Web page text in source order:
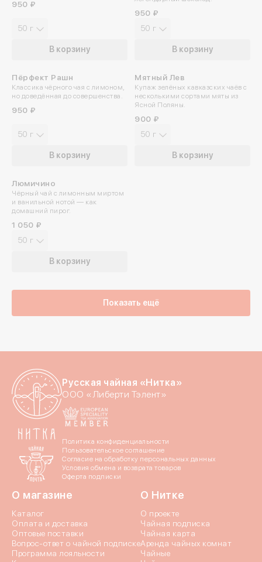
950 ₽
В корзину
50 г
950 ₽
В корзину
50 г
Пёрфект Рашн
Классика чёрного чая с лимоном,
но доведённая до совершенства.
950 ₽
В корзину
50 г
ПРОБУЙТЕ ХОЛОДНЫМ
Мятный Лев
Купаж зелёных кавказских чаёв с
несколькими сортами мяты из
Ясной Поляны.
900 ₽
В корзину
50 г
Люмичино
Чёрный чай с лимонным миртом
и ванильной нотой — как
домашний пирог.
1 050 ₽
В корзину
50 г
Показать ещё
Русская чайная «Нитка»
ООО «Либерти Тэлент»
Политика конфиденциальности
Пользовательское соглашение
Согласие на обработку персональных данных
Условия обмена и возврата товаров
Оферта подписки
О магазине
Каталог
Оплата и доставка
Оптовые поставки
Вопрос-ответ о чайной подписке
Программа лояльности
О Нитке
О проекте
Чайная подписка
Чайная карта
Аренда чайных комнат
Чайные